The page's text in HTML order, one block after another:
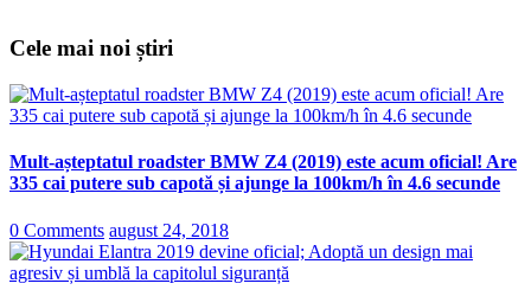
Cele mai noi știri
Mult-așteptatul roadster BMW Z4 (2019) este acum oficial! Are
335 cai putere sub capotă și ajunge la 100km/h în 4.6 secunde
0 Comments august 24, 2018